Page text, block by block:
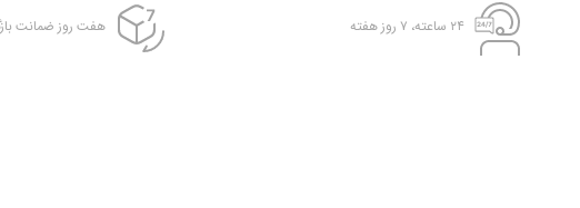
۲۴ ساعته، ۷ روز هفته هفت روز ضمانت